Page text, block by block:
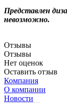
Представлен
невозможно.
Отзывы
Отзывы
Нет оценок
Оставить отзыв
Компания
О компании
Новости